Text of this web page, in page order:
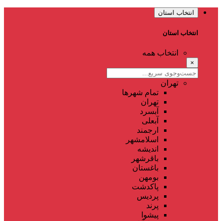
انتخاب استان
انتخاب استان
انتخاب همه
×
تهران
تمام شهر‌ها
تهران
آبسرد
آبعلی
ارجمند
اسلامشهر
اندیشه
باقرشهر
باغستان
بومهن
پاکدشت
پردیس
پرند
پیشوا